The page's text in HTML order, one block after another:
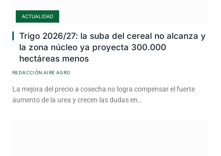
ACTUALIDAD
Trigo 2026/27: la suba del cereal no alcanza y
la zona núcleo ya proyecta 300.000
hectáreas menos
REDACCIÓN AIRE AGRO
La mejora del precio a cosecha no logra compensar el fuerte
aumento de la urea y crecen las dudas en…